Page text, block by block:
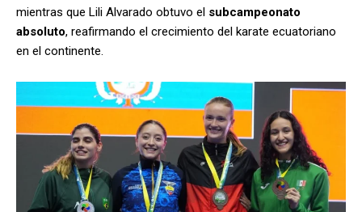
mientras que Lili Alvarado obtuvo el subcampeonato
absoluto, reafirmando el crecimiento del karate ecuatoriano
en el continente.